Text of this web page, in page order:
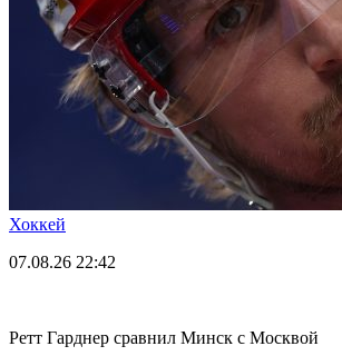
Хоккей
07.08.26 22:42
Ретт Гарднер сравнил Минск с Москвой